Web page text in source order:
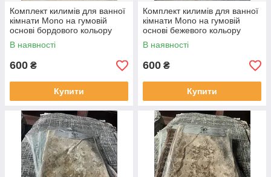
Комплект килимів для ванної
кімнати Mono на гумовій
основі бордового кольору
В наявності
600 ₴
Купити
Комплект килимів для ванної
кімнати Mono на гумовій
основі бежевого кольору
В наявності
600 ₴
Купити